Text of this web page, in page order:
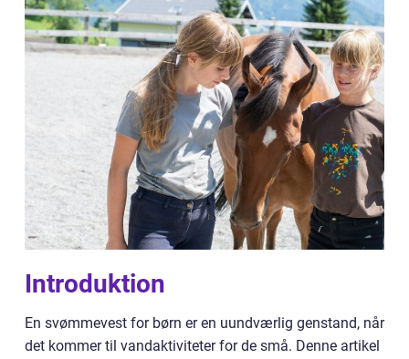
Introduktion
En svømmevest for børn er en uundværlig genstand, når
det kommer til vandaktiviteter for de små. Denne artikel